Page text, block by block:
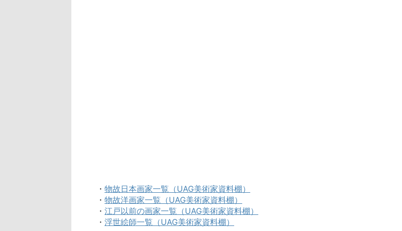
・ 物故日本画家一覧（UAG美術家資料棚）
・ 物故洋画家一覧（UAG美術家資料棚）
・ 江戸以前の画家一覧（UAG美術家資料棚）
・ 浮世絵師一覧（UAG美術家資料棚）